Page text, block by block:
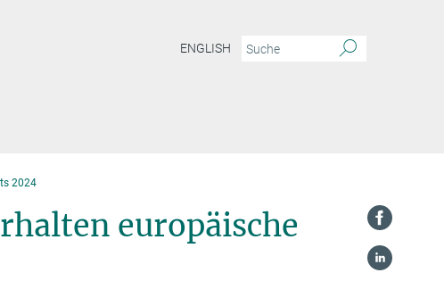
ENGLISH
2024
europäische